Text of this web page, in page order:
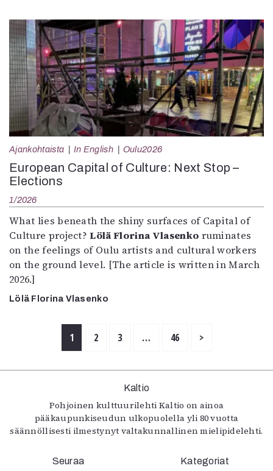
Ajankohtaista In English Oulu2026
European Capital of Culture: Next Stop –
Elections
1/2026
What lies beneath the shiny surfaces of Capital of
Culture project?Lölä Florina Vlasenko ruminates
on the feelings of Oulu artists and cultural workers
on the ground level. [The article is written in March
2026.]
Lölä Florina Vlasenko
1 2 3 … 46 >
Kaltio
Pohjoinen kulttuurilehti Kaltio on ainoa
pääkaupunkiseudun ulkopuolella yli 80 vuotta
säännöllisesti ilmestynyt valtakunnallinen mielipidelehti.
Seuraa Kategoriat